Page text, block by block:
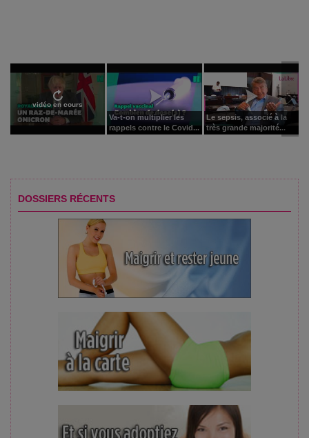
vidéo en cours
Va-t-on multiplier les
rappels contre le Covid...
Le sepsis, associé à la
très grande majorité...
DOSSIERS RÉCENTS